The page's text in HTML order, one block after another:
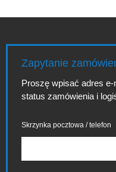
Zapytanie
Proszę wpisać adres
status zamówienia i
Skrzynka pocztowa / telefon